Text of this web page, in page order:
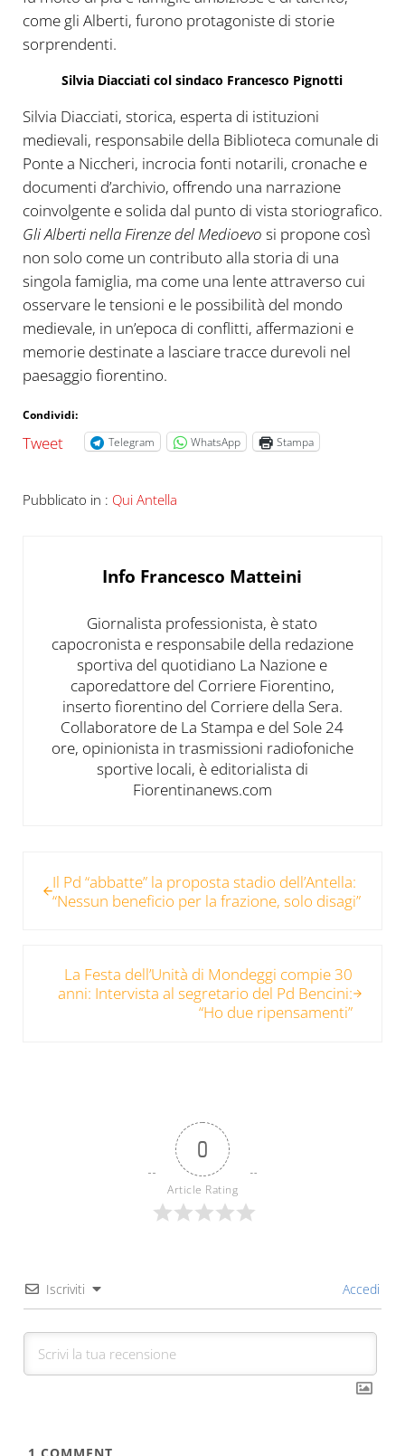
come gli Alberti, furono protagoniste di storie
sorprendenti.
Silvia Diacciati col sindaco Francesco Pignotti
Silvia Diacciati, storica, esperta di istituzioni
medievali, responsabile della Biblioteca comunale di
Ponte a Niccheri, incrocia fonti notarili, cronache e
documenti d’archivio, offrendo una narrazione
coinvolgente e solida dal punto di vista storiografico.
Gli Alberti nella Firenze del Medioevo si propone così
non solo come un contributo alla storia di una
singola famiglia, ma come una lente attraverso cui
osservare le tensioni e le possibilità del mondo
medievale, in un’epoca di conflitti, affermazioni e
memorie destinate a lasciare tracce durevoli nel
paesaggio fiorentino.
Condividi:
Tweet Telegram WhatsApp Stampa
Pubblicato in : Qui Antella
Info Francesco Matteini
Giornalista professionista, è stato
capocronista e responsabile della redazione
sportiva del quotidiano La Nazione e
caporedattore del Corriere Fiorentino,
inserto fiorentino del Corriere della Sera.
Collaboratore de La Stampa e del Sole 24
ore, opinionista in trasmissioni radiofoniche
sportive locali, è editorialista di
Fiorentinanews.com
Il Pd “abbatte” la proposta stadio dell’Antella:
“Nessun beneficio per la frazione, solo disagi”
La Festa dell’Unità di Mondeggi compie 30
anni: Intervista al segretario del Pd Bencini:
“Ho due ripensamenti”
0
Article Rating
Iscriviti Accedi
1 COMMENT